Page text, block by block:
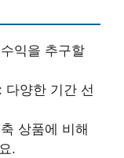
익을 추구할
: 다양한 기간 선
상품에 비해
.